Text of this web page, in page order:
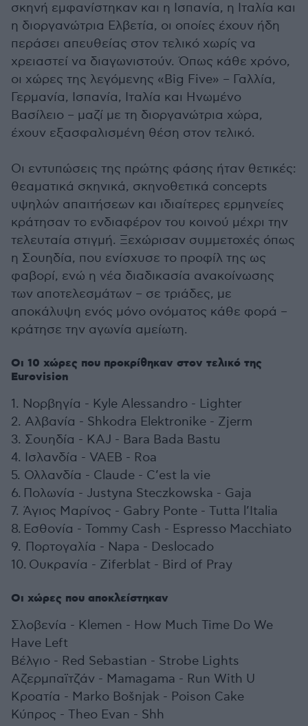
σκηνή εμφανίστηκαν και η Ισπανία, η Ιταλία και
η διοργανώτρια Ελβετία, οι οποίες έχουν ήδη
περάσει απευθείας στον τελικό χωρίς να
χρειαστεί να διαγωνιστούν. Όπως κάθε χρόνο,
οι χώρες της λεγόμενης «Big Five» – Γαλλία,
Γερμανία, Ισπανία, Ιταλία και Ηνωμένο
Βασίλειο – μαζί με τη διοργανώτρια χώρα,
έχουν εξασφαλισμένη θέση στον τελικό.
Οι εντυπώσεις της πρώτης φάσης ήταν θετικές:
θεαματικά σκηνικά, σκηνοθετικά concepts
υψηλών απαιτήσεων και ιδιαίτερες ερμηνείες
κράτησαν το ενδιαφέρον του κοινού μέχρι την
τελευταία στιγμή. Ξεχώρισαν συμμετοχές όπως
η Σουηδία, που ενίσχυσε το προφίλ της ως
φαβορί, ενώ η νέα διαδικασία ανακοίνωσης
των αποτελεσμάτων – σε τριάδες, με
αποκάλυψη ενός μόνο ονόματος κάθε φορά –
κράτησε την αγωνία αμείωτη.
Οι 10 χώρες που προκρίθηκαν στον τελικό της
Eurovision
1. Νορβηγία - Kyle Alessandro - Lighter
2. Αλβανία - Shkodra Elektronike - Zjerm
3. Σουηδία - KAJ - Bara Bada Bastu
4. Ισλανδία - VAEB - Roa
5. Ολλανδία - Claude - C’est la vie
6. Πολωνία - Justyna Steczkowska - Gaja
7. Άγιος Μαρίνος - Gabry Ponte - Tutta l’Italia
8. Εσθονία - Tommy Cash - Espresso Macchiato
9. Πορτογαλία - Napa - Deslocado
10. Ουκρανία - Ziferblat - Bird of Pray
Οι χώρες που αποκλείστηκαν
Σλοβενία - Klemen - How Much Time Do We
Have Left
Βέλγιο - Red Sebastian - Strobe Lights
Αζερμπαϊτζάν - Mamagama - Run With U
Κροατία - Marko Bošnjak - Poison Cake
Κύπρος - Theo Evan - Shh